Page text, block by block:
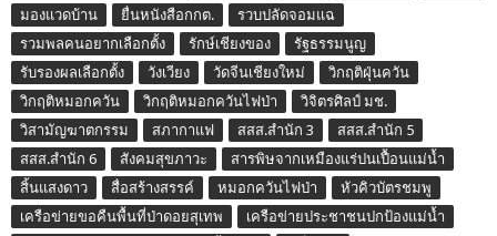
มองแวดบ้าน
ยื่นหนังสือกกต.
รวบปลัดจอมแฉ
รวมพลคนอยากเลือกตั้ง
รักษ์เชียงของ
รัฐธรรมนูญ
รับรองผลเลือกตั้ง
วังเวียง วัดจีนเชียงใหม่
วิกฤติฝุ่นควัน
วิกฤติหมอกควัน
วิกฤติหมอกควันไฟป่า
วิจิตรศิลป์ มช.
วิสามัญฆาตกรรม
สภากาแฟ สสส.สำนัก 3
สสส.สำนัก 5
สสส.สำนัก 6
สังคมสุขภาวะ
สารพิษจากเหมืองแร่ปนเปื้อนแม่น้ำ
สิ้นแสงดาว
สื่อสร้างสรรค์ หมอกควันไฟป่า
หัวคิวบัตรชมพู
เครือข่ายขอคืนพื้นที่ป่าดอยสุเทพ
เครือข่ายประชาชนปกป้องแม่น้ำ